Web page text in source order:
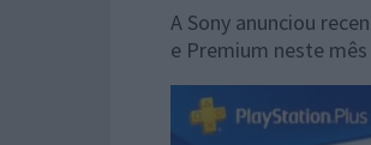
A Sony anunciou
e Premium neste